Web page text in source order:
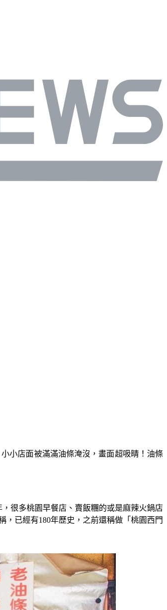
小店面被滿滿油條淹沒，畫面超吸睛！油條
很多桃園早餐店、賣飯糰的或是麻辣火鍋店
已經有180年歷史，之前還稱做「桃園西門